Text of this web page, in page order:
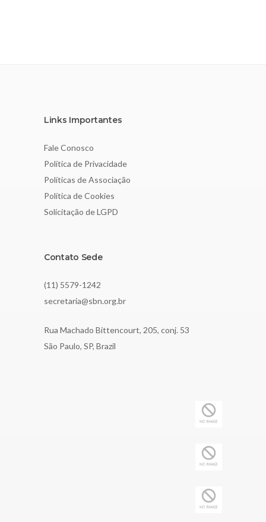
Links Importantes
Fale Conosco
Política de Privacidade
Políticas de Associação
Política de Cookies
Solicitação de LGPD
Contato Sede
(11) 5579-1242
secretaria@sbn.org.br
Rua Machado Bittencourt, 205, conj. 53
São Paulo, SP, Brazil